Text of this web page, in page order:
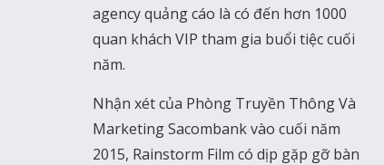
agency quảng cáo là có đến hơn 1000
quan khách VIP tham gia buổi tiệc cuối
năm.
Nhận xét của Phòng Truyền Thông Và
Marketing Sacombank vào cuối năm
2015, Rainstorm Film có dịp gặp gỡ bàn